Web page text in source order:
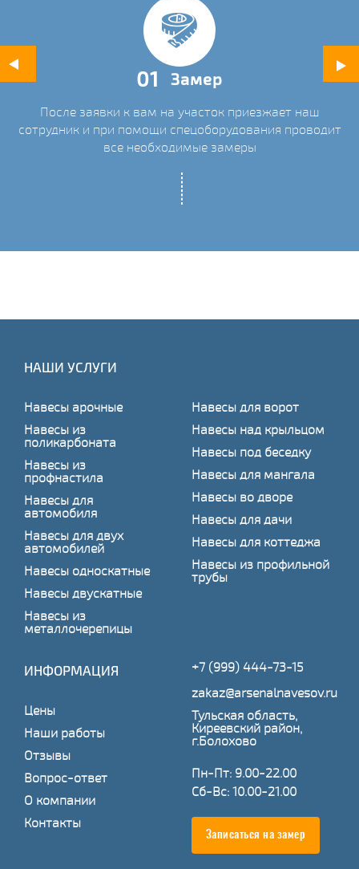
01 Замер
После заявки к вам на участок приезжает наш
сотрудник и при помощи спецоборудования проводит
все необходимые замеры
НАШИ УСЛУГИ
Навесы арочные
Навесы из
поликарбоната
Навесы из
профнастила
Навесы для
автомобиля
Навесы для двух
автомобилей
Навесы односкатные
Навесы двускатные
Навесы из
металлочерепицы
Навесы для ворот
Навесы над крыльцом
Навесы под беседку
Навесы для мангала
Навесы во дворе
Навесы для дачи
Навесы для коттеджа
Навесы из профильной
трубы
ИНФОРМАЦИЯ
Цены
Наши работы
Отзывы
Вопрос-ответ
О компании
Контакты
+7 (999) 444-73-15
zakaz@arsenalnavesov.ru
Тульская область,
Киреевский район,
г.Болохово
Пн-Пт: 9.00-22.00
Сб-Вс: 10.00-21.00
Записаться на замер